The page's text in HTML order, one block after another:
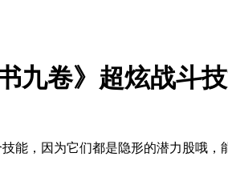
九卷》超炫战斗
能，因为它们都是隐形的潜力股哦，